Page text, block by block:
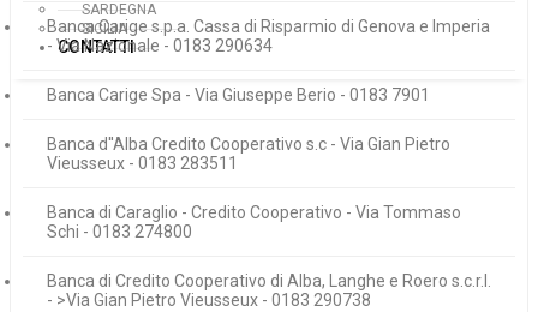
SARDEGNA
SICILIA
CONTATTI
Banca Carige s.p.a. Cassa di Risparmio di Genova e Imperia
- Via Nazionale - 0183 290634
Banca Carige Spa - Via Giuseppe Berio - 0183 7901
Banca d''Alba Credito Cooperativo s.c - Via Gian Pietro
Vieusseux - 0183 283511
Banca di Caraglio - Credito Cooperativo - Via Tommaso
Schi - 0183 274800
Banca di Credito Cooperativo di Alba, Langhe e Roero s.c.r.l.
- >Via Gian Pietro Vieusseux - 0183 290738